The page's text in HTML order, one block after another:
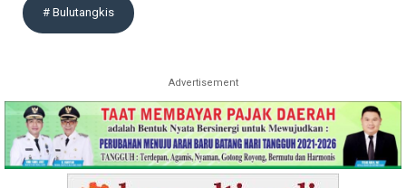
# Bulutangkis
Advertisement